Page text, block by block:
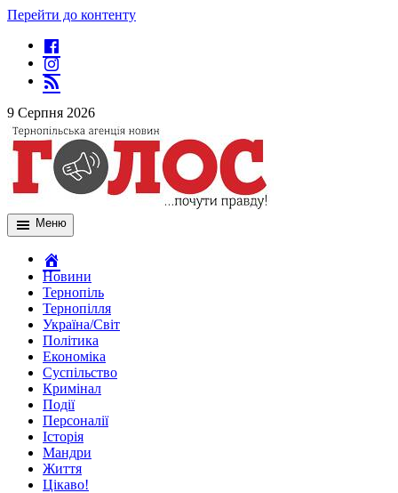
Перейти до контенту
9 Серпня 2026
Меню
Новини
Тернопіль
Тернопілля
Україна/Світ
Політика
Економіка
Суспільство
Кримінал
Події
Персоналії
Історія
Мандри
Життя
Цікаво!